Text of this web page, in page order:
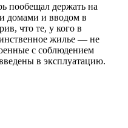
пообещал держать на
домами и вводом в
что те, у кого в
жилье — не
с соблюдением
в эксплуатацию.